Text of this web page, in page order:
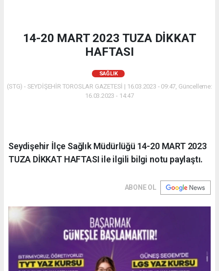
14-20 MART 2023 TUZA DİKKAT
HAFTASI
SAĞLIK
(STG) - SEYDİŞEHİR TOROSLAR GAZETESİ | 16.03.2023 - 09:47, Güncelleme:
16.03.2023 - 14:47
Seydişehir İlçe Sağlık Müdürlüğü 14-20 MART 2023
TUZA DİKKAT HAFTASI ile ilgili bilgi notu paylaştı.
ABONE OL